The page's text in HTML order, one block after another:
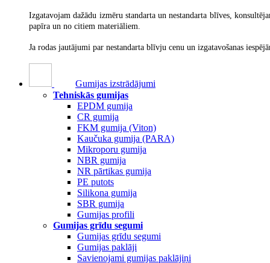
Izgatavojam dažādu izmēru standarta un nestandarta blīves,
papīra un no citiem materiāliem.
Ja rodas jautājumi par nestandarta blīvju cenu un izgatavošanas
Gumijas izstrādājumi
Tehniskās gumijas
EPDM gumija
CR gumija
FKM gumija (Viton)
Kaučuka gumija (PARA)
Mikroporu gumija
NBR gumija
NR pārtikas gumija
PE putots
Silikona gumija
SBR gumija
Gumijas profili
Gumijas grīdu segumi
Gumijas grīdu segumi
Gumijas paklāji
Savienojami gumijas paklājiņi